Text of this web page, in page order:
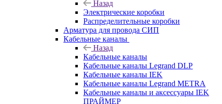
Назад
Электрические коробки
Распределительные коробки
Арматура для провода СИП
Кабельные каналы
Назад
Кабельные каналы
Кабельные каналы Legrand DLP
Кабельные каналы IEK
Кабельные каналы Legrand METRA
Кабельные каналы и аксессуары IEK
ПРАЙМЕР